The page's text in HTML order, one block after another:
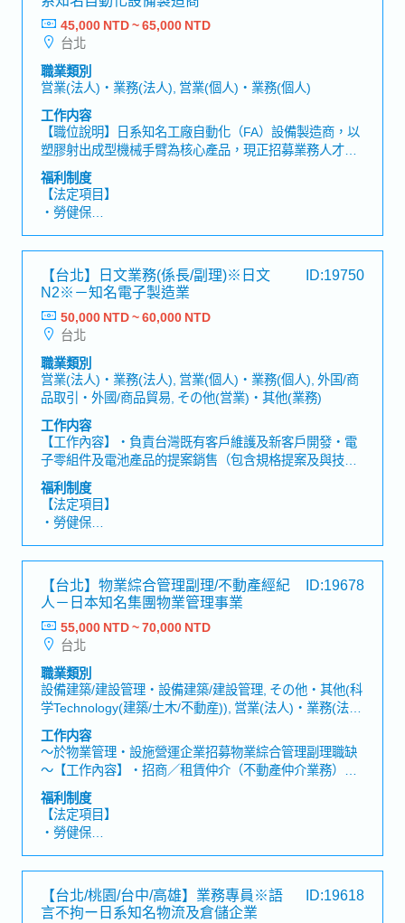
45,000 NTD ~ 65,000 NTD
台北
職業類別
営業(法人)・業務(法人), 営業(個人)・業務(個人)
工作内容
【職位說明】日系知名工廠自動化（FA）設備製造商，以
塑膠射出成型機械手臂為核心產品，現正招募業務人才！
【工作內容】・維護既有客戶關係，並進行提案型業務・
運用休眠客戶名單等資源，開發新客戶・依據客戶需求提
出最適合的產品方案・製作報價單・管理產品交期及出貨
時程・拜訪客戶並進行業務洽談【補充資訊】・提供公司
公務車・主要客戶產業：電子相關、醫療產業、容器製造
相關、日用品／雜貨相關產業
福利制度
【法定項目】
・勞健保
・各種休假（特別休假、婚假、喪假、生理假、產檢假、
陪產假、產假、育嬰假）
・退休金
【公司福利】
・獎金：約1.5個月～※依公司營運績效及個人績效發放
・伙食費
・交通津貼
【台北】日文業務(係長/副理)※日文
N2※－知名電子製造業
ID:19750
50,000 NTD ~ 60,000 NTD
台北
職業類別
営業(法人)・業務(法人), 営業(個人)・業務(個人), 外国/商
品取引・外國/商品貿易, その他(営業)・其他(業務)
工作内容
【工作內容】・負責台灣既有客戶維護及新客戶開發・電
子零組件及電池產品的提案銷售（包含規格提案及與技術
部門協調）・根據客戶需求進行產品選型，並提供問題解
決方案・負責報價製作、價格協商及合約簽訂・與公司內
部相關部門（研發、品質、生產）密切合作與協調
福利制度
【法定項目】
・勞健保
・各種休假（特別休假、婚假、喪假、生理假、產檢假、
陪產假、產假、育嬰假）
・退休金
【公司福利】
・年終獎金 (約1.5個月)
・勞動/中秋/春節禮金
・中秋禮券/春節禮券/生日禮券
・英日語言津貼、效率津貼、其他技術津貼、交通津貼
・日文語言進修、自主專業外部訓練、年度教育訓練
・結婚禮券、住院慰問禮券
・健康檢查
【台北】物業綜合管理副理/不動產經紀
人－日本知名集團物業管理事業
ID:19678
55,000 NTD ~ 70,000 NTD
台北
職業類別
設備建築/建設管理・設備建築/建設管理, その他・其他(科
学Technology(建築/土木/不動産)), 営業(法人)・業務(法
人), 営業(個人)・業務(個人), その他(営業)・其他(業務)
工作内容
～於物業管理・設施營運企業招募物業綜合管理副理職缺
～【工作內容】・招商／租賃仲介（不動產仲介業務）制
度建立・提供商辦大樓內企業承租戶日常營運需求及諮
詢・維持協力廠商履約成效及業務執行力・建築物永續維
運管理業務執行・管理團隊人員及工作，教育人員・業主
窗口,客戶之應對,跨部門溝通・支援公司其他案場・協助案
場駐點主管・新建規劃案專案協助・執行主管交辦事項
【補充資訊】・工作地點會調動( 目前以台北市為主)・入
職滿一年至日本總部研修一週
福利制度
【法定項目】
・勞健保
・各種休假(特別休假、婚假、喪假、生理假、產檢假、陪
產假、產假、育嬰假)
・退休金
【台北/桃園/台中/高雄】業務專員※語
言不拘ー日系知名物流及倉儲企業
ID:19618